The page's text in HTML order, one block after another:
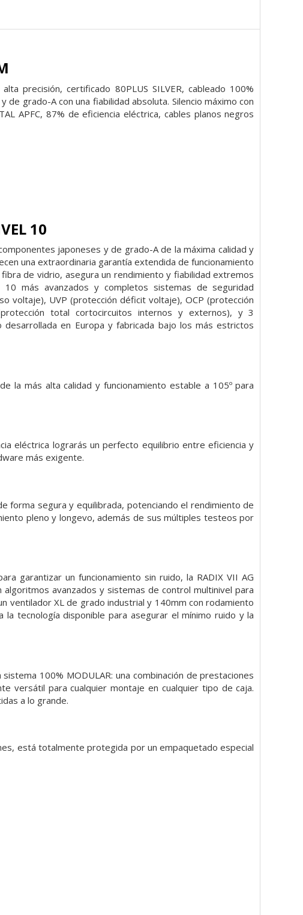
precisión, certificado 80PLUS SILVER, cableado 100%
de grado-A con una fiabilidad absoluta. Silencio máximo con
APFC, 87% de eficiencia eléctrica, cables planos negros
10
japoneses y de grado-A de la máxima calidad y
una extraordinaria garantía extendida de funcionamiento
de vidrio, asegura un rendimiento y fiabilidad extremos
más avanzados y completos sistemas de seguridad
voltaje), UVP (protección déficit voltaje), OCP (protección
total cortocircuitos internos y externos), y 3
desarrollada en Europa y fabricada bajo los más estrictos
la más alta calidad y funcionamiento estable a 105º para
eléctrica lograrás un perfecto equilibrio entre eficiencia y
más exigente.
forma segura y equilibrada, potenciando el rendimiento de
pleno y longevo, además de sus múltiples testeos por
garantizar un funcionamiento sin ruido, la RADIX VII AG
avanzados y sistemas de control multinivel para
ventilador XL de grado industrial y 140mm con rodamiento
tecnología disponible para asegurar el mínimo ruido y la
100% MODULAR: una combinación de prestaciones
versátil para cualquier montaje en cualquier tipo de caja.
a lo grande.
está totalmente protegida por un empaquetado especial